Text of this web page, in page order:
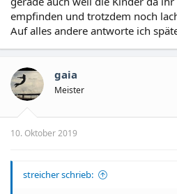
empfinden und trotzdem noch
Auf alles andere antworte ich
gaia
Meister
10. Oktober 2019
streicher schrieb: